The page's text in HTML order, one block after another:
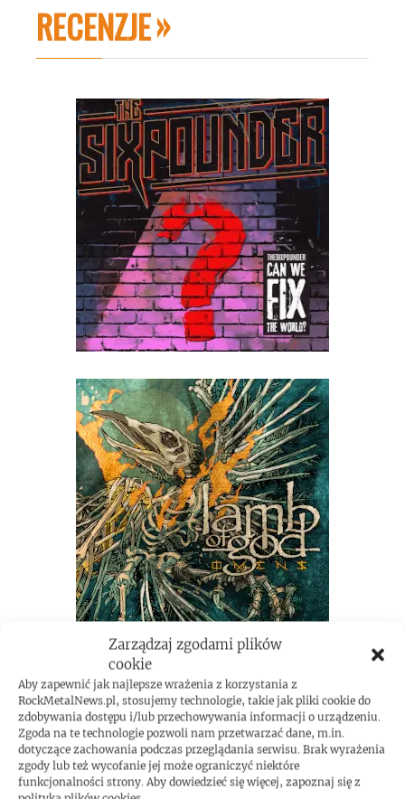
Zarządzaj zgodami plików
cookie
Aby zapewnić jak najlepsze wrażenia z korzystania z
RockMetalNews.pl, stosujemy technologie, takie jak pliki cookie do
zdobywania dostępu i/lub przechowywania informacji o urządzeniu.
Zgoda na te technologie pozwoli nam przetwarzać dane, m.in.
dotyczące zachowania podczas przeglądania serwisu. Brak wyrażenia
zgody lub też wycofanie jej może ograniczyć niektóre
funkcjonalności strony. Aby dowiedzieć się więcej, zapoznaj się z
RECENZJE